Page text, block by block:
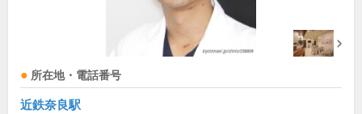
所在地・電話番号
近鉄奈良駅